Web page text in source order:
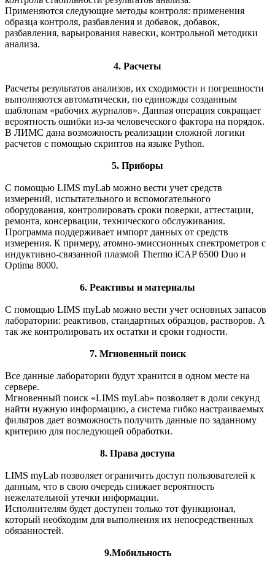
Применяются следующие методы контроля: применения
образца контроля, разбавления и добавок, добавок,
разбавления, варьирования навески, контрольной методики
анализа.
4. Расчеты
Расчеты результатов анализов, их сходимости и погрешности
выполняются автоматически, по единожды созданным
шаблонам «рабочих журналов». Данная операция сокращает
вероятность ошибки из-за человеческого фактора на порядок.
В ЛИМС дана возможность реализации сложной логики
расчетов с помощью скриптов на языке Python.
5. Приборы
С помощью LIMS myLab можно вести учет средств
измерений, испытательного и вспомогательного
оборудования, контролировать сроки поверки, аттестации,
ремонта, консервации, технического обслуживания.
Программа поддерживает импорт данных от средств
измерения. К примеру, атомно-эмиссионных спектрометров с
индуктивно-связанной плазмой Thermo iCAP 6500 Duo и
Optima 8000.
6. Реактивы и материалы
С помощью LIMS myLab можно вести учет основных запасов
лаборатории: реактивов, стандартных образцов, растворов. А
так же контролировать их остатки и сроки годности.
7. Мгновенный поиск
Все данные лаборатории будут хранится в одном месте на
сервере.
Мгновенный поиск «LIMS myLab» позволяет в доли секунд
найти нужную информацию, а система гибко настраиваемых
фильтров дает возможность получить данные по заданному
критерию для последующей обработки.
8. Права доступа
LIMS myLab позволяет ограничить доступ пользователей к
данным, что в свою очередь снижает вероятность
нежелательной утечки информации.
Исполнителям будет доступен только тот функционал,
который необходим для выполнения их непосредственных
обязанностей.
9.Мобильность